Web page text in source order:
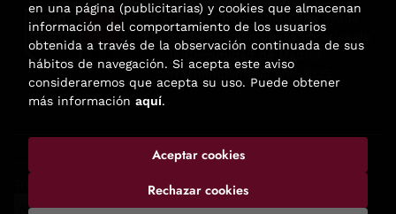
Esta actividad ha recibido una ayuda
para la modernización de las librerías de
la Comunidad de Madrid
correspondiente al año 2025.
. Todos los Derechos Reservados |
en una página (publicitarias) y cookies que almacenan
información del comportamiento de los usuarios
obtenida a través de la observación continuada de sus
hábitos de navegación. Si acepta este aviso
consideraremos que acepta su uso. Puede obtener
más información aquí.
Rechazar cookies
Aceptar cookies